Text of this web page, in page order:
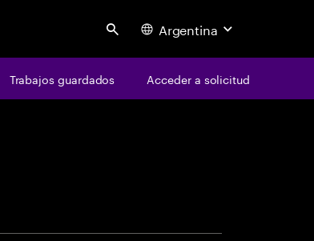
Search Argentina
Trabajos guardados Acceder a solicitud